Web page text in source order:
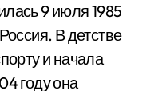
9 июля 1985
В детстве
и начала
году она